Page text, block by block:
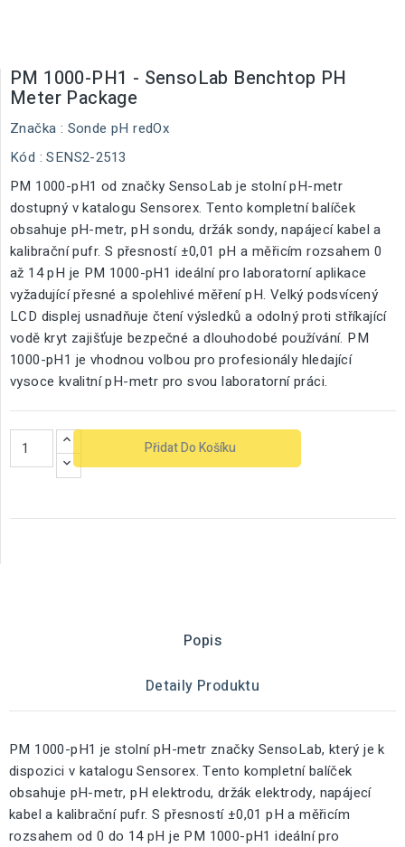
PM 1000-PH1 - SensoLab Benchtop PH
Meter Package
Značka : Sonde pH redOx
Kód : SENS2-2513
PM 1000-pH1 od značky SensoLab je stolní pH-metr
dostupný v katalogu Sensorex. Tento kompletní balíček
obsahuje pH-metr, pH sondu, držák sondy, napájecí kabel a
kalibrační pufr. S přesností ±0,01 pH a měřicím rozsahem 0
až 14 pH je PM 1000-pH1 ideální pro laboratorní aplikace
vyžadující přesné a spolehlivé měření pH. Velký podsvícený
LCD displej usnadňuje čtení výsledků a odolný proti stříkající
vodě kryt zajišťuje bezpečné a dlouhodobé používání. PM
1000-pH1 je vhodnou volbou pro profesionály hledající
vysoce kvalitní pH-metr pro svou laboratorní práci.
Přidat Do Košíku
Popis
Detaily Produktu
PM 1000-pH1 je stolní pH-metr značky SensoLab, který je k
dispozici v katalogu Sensorex. Tento kompletní balíček
obsahuje pH-metr, pH elektrodu, držák elektrody, napájecí
kabel a kalibrační pufr. S přesností ±0,01 pH a měřicím
rozsahem od 0 do 14 pH je PM 1000-pH1 ideální pro